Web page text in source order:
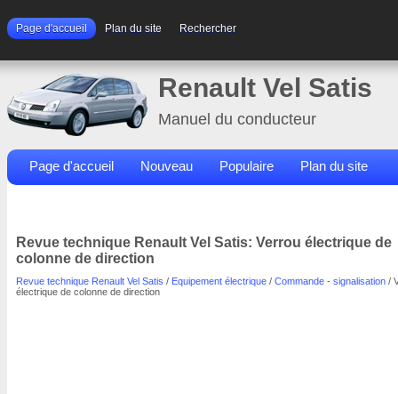
Page d'accueil Plan du site Rechercher
Renault Vel Satis
Manuel du conducteur
Page d'accueil Nouveau Populaire Plan du site
Revue technique Renault Vel Satis: Verrou électrique de
colonne de direction
Revue technique Renault Vel Satis / Equipement électrique / Commande - signalisation /
électrique de colonne de direction